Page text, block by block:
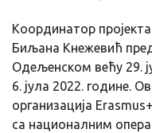
Координатор
Биљана Кнежевић
Одељенском већу 29.
6. јула 2022. године.
организација
са националним